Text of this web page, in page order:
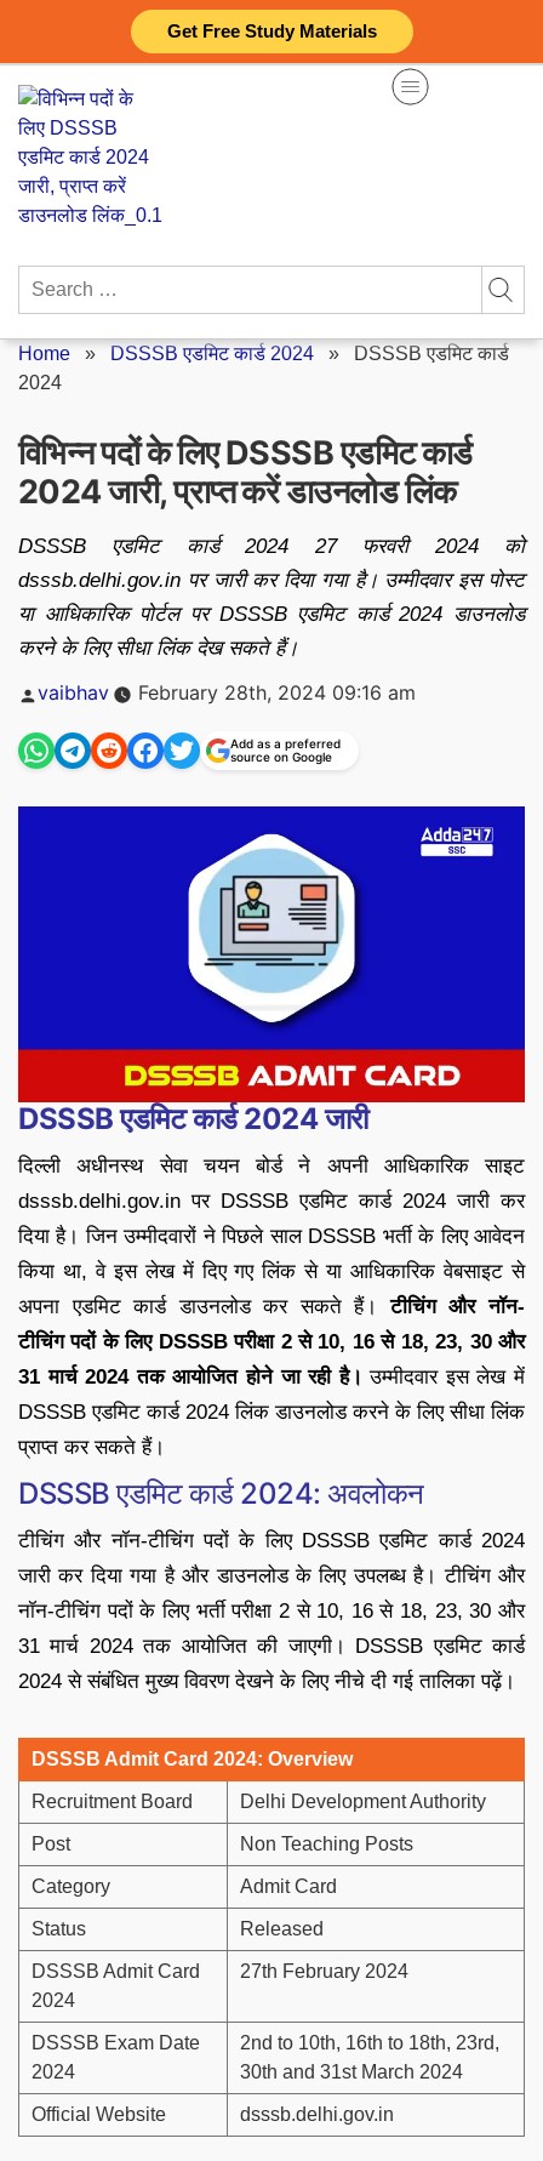
Get Free Study Materials
content
Search
Home » DSSSB एडमिट कार्ड 2024 » DSSSB एडमिट कार्ड
2024
विभिन्न पदों के लिए DSSSB एडमिट कार्ड
2024 जारी, प्राप्त करें डाउनलोड लिंक
DSSSB एडमिट कार्ड 2024 27 फरवरी 2024 को
dsssb.delhi.gov.in पर जारी कर दिया गया है। उम्मीदवार इस पोस्ट
या आधिकारिक पोर्टल पर DSSSB एडमिट कार्ड 2024 डाउनलोड
करने के लिए सीधा लिंक देख सकते हैं।
Posted
vaibhav February 28th, 2024 09:16 am
Add as a preferred
source on Google
DSSSB एडमिट कार्ड 2024 जारी
दिल्ली अधीनस्थ सेवा चयन बोर्ड ने अपनी आधिकारिक साइट
dsssb.delhi.gov.in पर DSSSB एडमिट कार्ड 2024 जारी कर
दिया है। जिन उम्मीदवारों ने पिछले साल DSSSB भर्ती के लिए आवेदन
किया था, वे इस लेख में दिए गए लिंक से या आधिकारिक वेबसाइट से
अपना एडमिट कार्ड डाउनलोड कर सकते हैं।टीचिंग और नॉन-
टीचिंग पदों के लिए DSSSB परीक्षा 2 से 10, 16 से 18, 23, 30 और
31 मार्च 2024 तक आयोजित होने जा रही है। उम्मीदवार इस लेख में
DSSSB एडमिट कार्ड 2024 लिंक डाउनलोड करने के लिए सीधा लिंक
प्राप्त कर सकते हैं।
DSSSB एडमिट कार्ड 2024: अवलोकन
टीचिंग और नॉन-टीचिंग पदों के लिए DSSSB एडमिट कार्ड 2024
जारी कर दिया गया है और डाउनलोड के लिए उपलब्ध है। टीचिंग और
नॉन-टीचिंग पदों के लिए भर्ती परीक्षा 2 से 10, 16 से 18, 23, 30 और
31 मार्च 2024 तक आयोजित की जाएगी। DSSSB एडमिट कार्ड
2024 से संबंधित मुख्य विवरण देखने के लिए नीचे दी गई तालिका पढ़ें।
DSSSB Admit Card 2024: Overview
Recruitment Board Delhi Development Authority
Post Non Teaching Posts
Category Admit Card
Status Released
DSSSB Admit Card
2024
27th February 2024
DSSSB Exam Date
2024
2nd to 10th, 16th to 18th, 23rd,
30th and 31st March 2024
Official Website dsssb.delhi.gov.in